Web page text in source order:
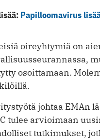
Papilloomavirus
oireyhtymiä on
osoittamaan.
johtaa EMAn
tulee arvioimaan
tutkimukset,